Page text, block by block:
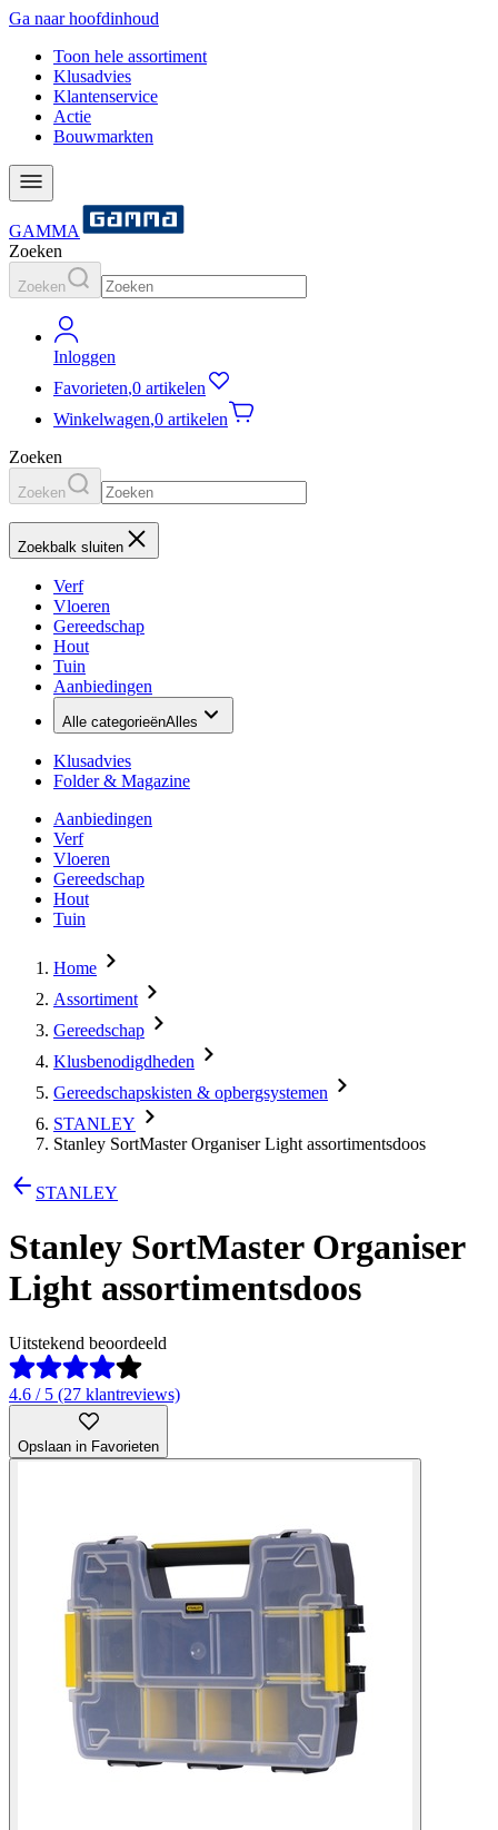
Ga naar hoofdinhoud
Toon hele assortiment
Klusadvies
Klantenservice
Actie
Bouwmarkten
GAMMA
Zoeken
Zoeken
Inloggen
Favorieten,0 artikelen
Winkelwagen,0 artikelen
Zoeken
Zoeken
Zoekbalk sluiten
Verf
Vloeren
Gereedschap
Hout
Tuin
Aanbiedingen
Alle categorieënAlles
Klusadvies
Folder & Magazine
Aanbiedingen
Verf
Vloeren
Gereedschap
Hout
Tuin
Home
Assortiment
Gereedschap
Klusbenodigdheden
Gereedschapskisten & opbergsystemen
STANLEY
Stanley SortMaster Organiser Light assortimentsdoos
STANLEY
Stanley SortMaster Organiser
Light assortimentsdoos
Uitstekend beoordeeld
4.6 / 5 (27 klantreviews)
Opslaan in Favorieten